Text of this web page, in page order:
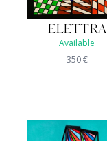
ELETTRA
Available
350€